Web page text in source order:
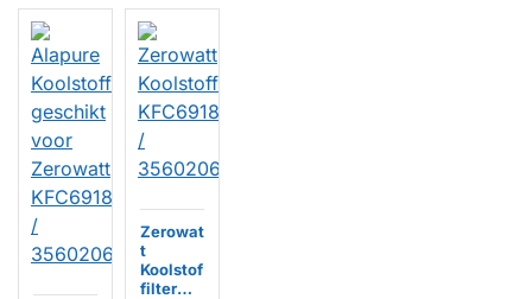
Zerowat
t
Koolstof
filter